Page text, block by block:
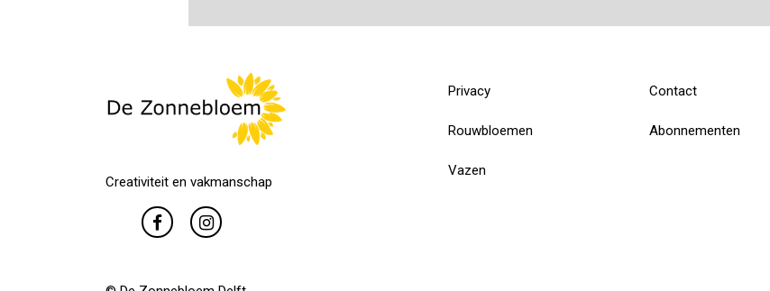
Creativiteit en vakmanschap
Privacy Contact
Rouwbloemen Abonnementen
Vazen